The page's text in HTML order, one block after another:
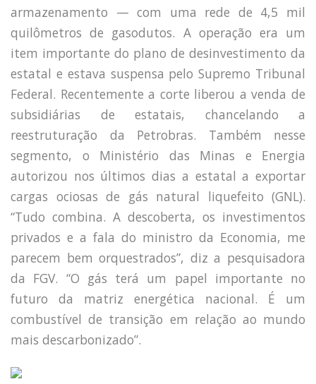
armazenamento — com uma rede de 4,5 mil
quilômetros de gasodutos. A operação era um
item importante do plano de desinvestimento da
estatal e estava suspensa pelo Supremo Tribunal
Federal. Recentemente a corte liberou a venda de
subsidiárias de estatais, chancelando a
reestruturação da Petrobras. Também nesse
segmento, o Ministério das Minas e Energia
autorizou nos últimos dias a estatal a exportar
cargas ociosas de gás natural liquefeito (GNL).
“Tudo combina. A descoberta, os investimentos
privados e a fala do ministro da Economia, me
parecem bem orquestrados”, diz a pesquisadora
da FGV. “O gás terá um papel importante no
futuro da matriz energética nacional. É um
combustível de transição em relação ao mundo
mais descarbonizado”.